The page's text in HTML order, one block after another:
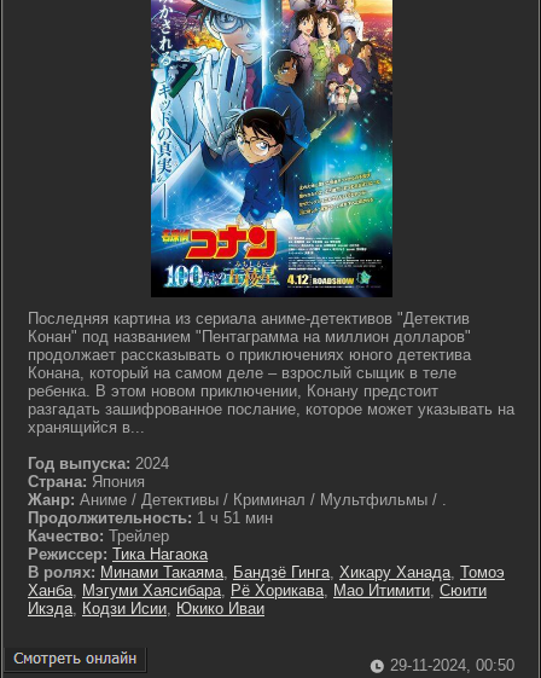
Последняя картина из сериала аниме-детективов "Детектив
Конан" под названием "Пентаграмма на миллион долларов"
продолжает рассказывать о приключениях юного детектива
Конана, который на самом деле – взрослый сыщик в теле
ребенка. В этом новом приключении, Конану предстоит
разгадать зашифрованное послание, которое может указывать на
хранящийся в...
Год выпуска: 2024
Страна: Япония
Жанр: Аниме / Детективы / Криминал / Мультфильмы / .
Продолжительность: 1 ч 51 мин
Качество: Трейлер
Режиссер: Тика Нагаока
В ролях: Минами Такаяма, Бандзё Гинга, Хикару Ханада, Томоэ
Ханба, Мэгуми Хаясибара, Рё Хорикава, Мао Итимити, Сюити
Икэда, Кодзи Исии, Юкико Иваи
29-11-2024, 00:50